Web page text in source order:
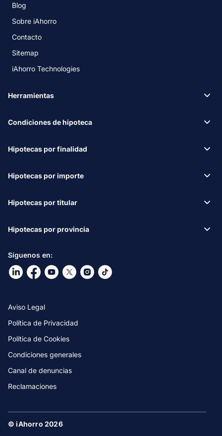
Síguenos en:
Ir a nuestro Linkdin
Ir a nuestro Facebook
Ir a nuestro canal de Youtube
Ir a nuestro X
Ir a nuestro Instagram
Ir a nuestro TikTok
© iAhorro 2026
Aviso Legal
Política de Privacidad
Política de Cookies
Condiciones generales
Canal de denuncias
Reclamaciones
Blog
Sobre iAhorro
Contacto
Sitemap
iAhorro Technologies
Herramientas
Condiciones de hipoteca
Hipotecas por finalidad
Hipotecas por importe
Hipotecas por titular
Hipotecas por provincia